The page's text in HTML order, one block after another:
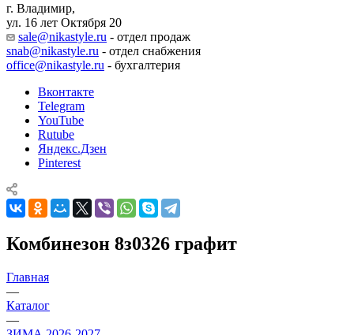
г. Владимир,
ул. 16 лет Октября 20
sale@nikastyle.ru - отдел продаж
snab@nikastyle.ru - отдел снабжения
office@nikastyle.ru - бухгалтерия
Вконтакте
Telegram
YouTube
Rutube
Яндекс.Дзен
Pinterest
Комбинезон 8з0326 графит
Главная
—
Каталог
—